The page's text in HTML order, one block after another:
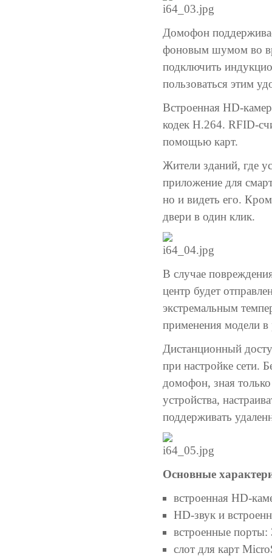
Домофон
фоновым шумом во
подключить
пользоваться этим
Встроенная HD-
кодек H.264. RFID-
помощью карт.
Жители зданий, где
приложение для
но и видеть его.
двери в один клик.
В случае
центр будет
экстремальным
применения модели в
Дистанционный
при настройке сети.
домофон, зная
устройства,
поддерживать
Основные
встроенная HD-
HD-звук и
встроенные порты:
слот для карт